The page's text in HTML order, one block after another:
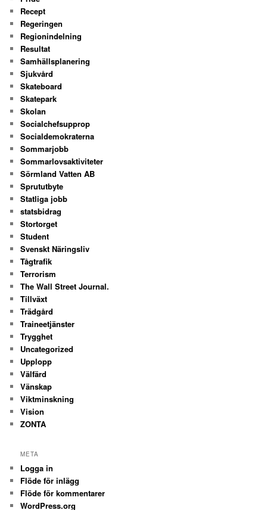
Recept
Regeringen
Regionindelning
Resultat
Samhällsplanering
Sjukvård
Skateboard
Skatepark
Skolan
Socialchefsupprop
Socialdemokraterna
Sommarjobb
Sommarlovsaktiviteter
Sörmland Vatten AB
Sprututbyte
Statliga jobb
statsbidrag
Stortorget
Student
Svenskt Näringsliv
Tågtrafik
Terrorism
The Wall Street Journal.
Tillväxt
Trädgård
Traineetjänster
Trygghet
Uncategorized
Upplopp
Välfärd
Vänskap
Viktminskning
Vision
ZONTA
META
Logga in
Flöde för inlägg
Flöde för kommentarer
WordPress.org